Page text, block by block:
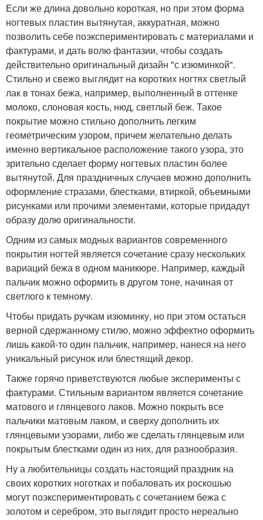
Если же длина довольно короткая, но при этом форма
ногтевых пластин вытянутая, аккуратная, можно
позволить себе поэкспериментировать с материалами и
фактурами, и дать волю фантазии, чтобы создать
действительно оригинальный дизайн "с изюминкой".
Стильно и свежо выглядит на коротких ногтях светлый
лак в тонах бежа, например, выполненный в оттенке
молоко, слоновая кость, нюд, светлый беж. Такое
покрытие можно стильно дополнить легким
геометрическим узором, причем желательно делать
именно вертикальное расположение такого узора, это
зрительно сделает форму ногтевых пластин более
вытянутой. Для праздничных случаев можно дополнить
оформление стразами, блестками, втиркой, объемными
рисунками или прочими элементами, которые придадут
образу долю оригинальности.
Одним из самых модных вариантов современного
покрытия ногтей является сочетание сразу нескольких
вариаций бежа в одном маникюре. Например, каждый
пальчик можно оформить в другом тоне, начиная от
светлого к темному.
Чтобы придать ручкам изюминку, но при этом остаться
верной сдержанному стилю, можно эффектно оформить
лишь какой-то один пальчик, например, нанеся на него
уникальный рисунок или блестящий декор.
Также горячо приветствуются любые эксперименты с
фактурами. Стильным вариантом является сочетание
матового и глянцевого лаков. Можно покрыть все
пальчики матовым лаком, и сверху дополнить их
глянцевыми узорами, либо же сделать глянцевым или
покрытым блестками один из них, для разнообразия.
Ну а любительницы создать настоящий праздник на
своих коротких ноготках и побаловать их роскошью
могут поэкспериментировать с сочетанием бежа с
золотом и серебром, это выглядит просто нереально